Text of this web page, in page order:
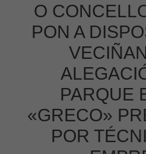
O
PON A
PARQUE
«GRECO»
POR